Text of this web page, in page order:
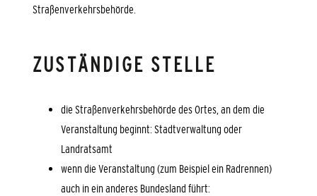
Straßenverkehrsbehörde.
ZUSTÄNDIGE STELLE
die Straßenverkehrsbehörde des Ortes, an dem die
Veranstaltung beginnt: Stadtverwaltung oder
Landratsamt
wenn die Veranstaltung (zum Beispiel ein Radrennen)
auch in ein anderes Bundesland führt: